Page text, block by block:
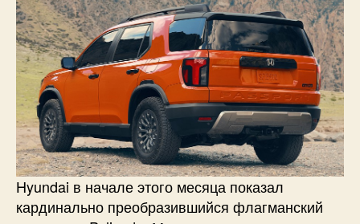
Hyundai в начале этого месяца показал
кардинально преобразившийся флагманский